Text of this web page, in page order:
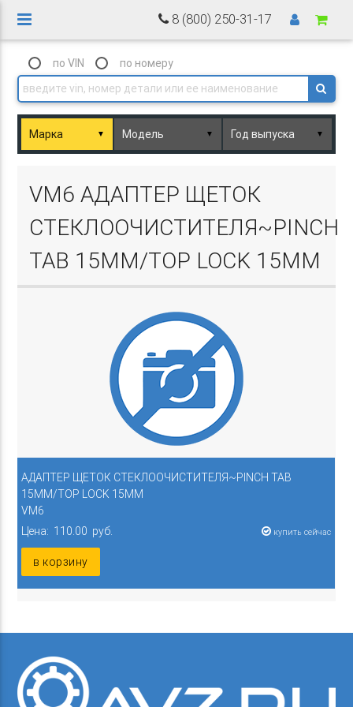
8 (800) 250-31-17
по VIN по номеру
▼ ▼ ▼
VM6 АДАПТЕР ЩЕТОК
СТЕКЛООЧИСТИТЕЛЯ~PINCH
TAB 15ММ/TOP LOCK 15ММ
АДАПТЕР ЩЕТОК СТЕКЛООЧИСТИТЕЛЯ~PINCH TAB
15ММ/TOP LOCK 15ММ
VM6
Цена: 110.00 руб.
купить сейчас
в корзину